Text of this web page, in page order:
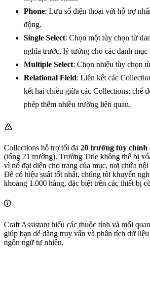
Phone: Lưu số điện thoại với hỗ trợ
động.
Single Select: Chọn một tùy chọn từ
nghĩa trước, lý tưởng cho các danh mục
Multiple Select: Chọn nhiều tùy chọn
Relational Field: Liên kết các
kết hai chiều giữa các Collections; chế
phép thêm nhiều trường liên quan.
Collections hỗ trợ tối đa 20 trường tùy chỉnh
(tổng 21 trường). Trường Title không thể bị
vì nó đại diện cho trang của mục, nơi chứa
Để có hiệu suất tốt nhất, chúng tôi khuyến
khoảng 1.000 hàng, đặc biệt trên các thiết bị
Craft Assistant hiểu các thuộc tính và mối
giúp bạn dễ dàng truy vấn và phân tích dữ
ngôn ngữ tự nhiên.